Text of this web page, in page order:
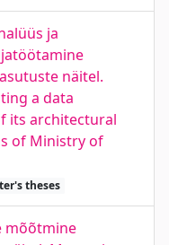
ja
näitel.
a data
its architectural
of Ministry of
theses
mõõtmine